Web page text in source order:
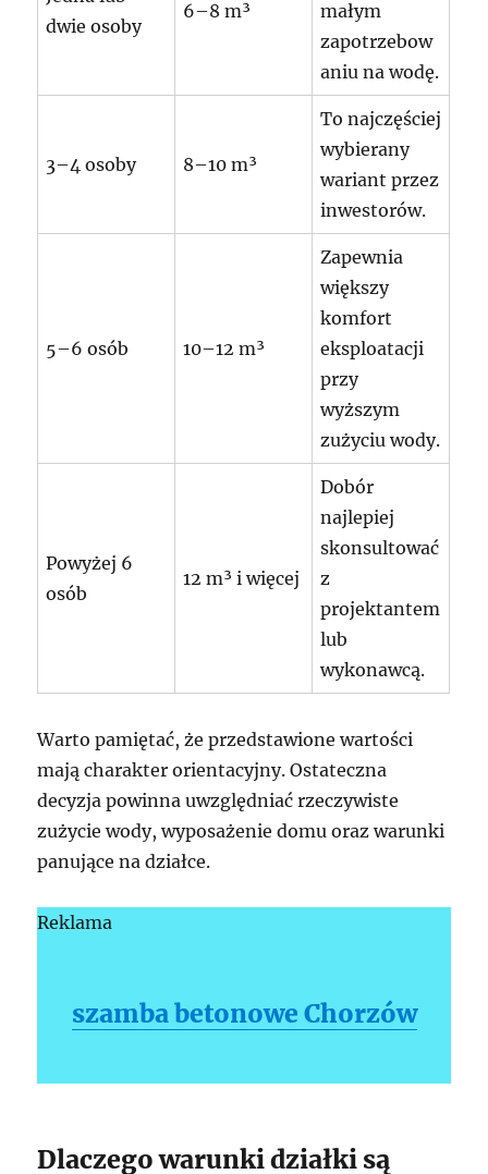
dwie osoby
6–8 m³
małym
zapotrzebow
aniu na wodę.
3–4 osoby 8–10 m³
To najczęściej
wybierany
wariant przez
inwestorów.
5–6 osób 10–12 m³
Zapewnia
większy
komfort
eksploatacji
przy
wyższym
zużyciu wody.
Powyżej 6
osób
12 m³ i więcej
Dobór
najlepiej
skonsultować
z
projektantem
lub
wykonawcą.
Warto pamiętać, że przedstawione wartości
mają charakter orientacyjny. Ostateczna
decyzja powinna uwzględniać rzeczywiste
zużycie wody, wyposażenie domu oraz warunki
panujące na działce.
Reklama
szamba betonowe Chorzów
Dlaczego warunki działki są